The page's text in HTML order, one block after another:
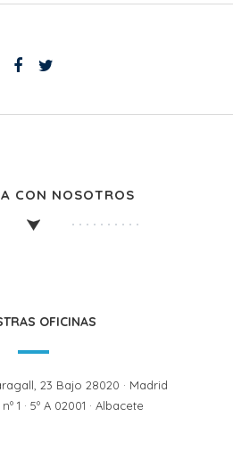
CON NOSOTROS
OFICINAS
23 Bajo 28020 · Madrid
1 · 5º A 02001 · Albacete